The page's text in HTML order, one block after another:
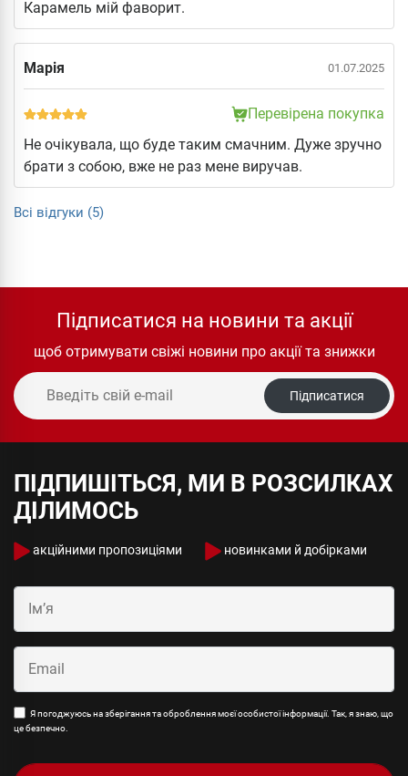
Карамель мій фаворит.
Марія 01.07.2025
Перевірена покупка
Не очікувала, що буде таким смачним. Дуже зручно
брати з собою, вже не раз мене виручав.
Всі відгуки (5)
Підписатися на новини та акції
щоб отримувати свіжі новини про акції та знижки
Підписатися
ПІДПИШІТЬСЯ, МИ В РОЗСИЛКАХ
ДІЛИМОСЬ
акційними пропозиціями новинками й добірками
Я погоджуюсь на зберігання та оброблення моєї особистої інформації. Так, я знаю, що
це безпечно.